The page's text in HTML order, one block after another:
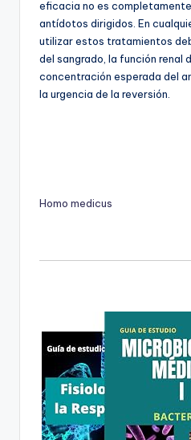
eficacia no es
antídotos dirigidos. En
utilizar estos tratamientos
del sangrado, la función renal
concentración esperada del
la urgencia de la reversión.
Homo medicus